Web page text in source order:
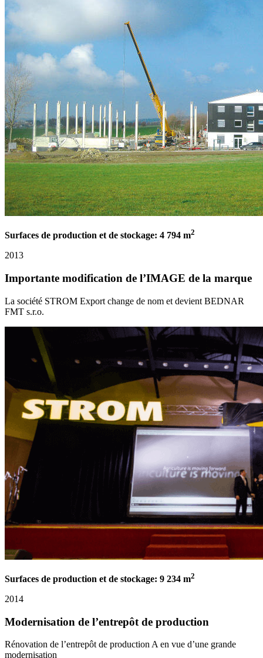
Surfaces de production et de stockage: 4 794 m2
2013
Importante modification de l’IMAGE de la marque
La société STROM Export change de nom et devient BEDNAR
FMT s.r.o.
Surfaces de production et de stockage: 9 234 m2
2014
Modernisation de l’entrepôt de production
Rénovation de l’entrepôt de production A en vue d’une grande
modernisation